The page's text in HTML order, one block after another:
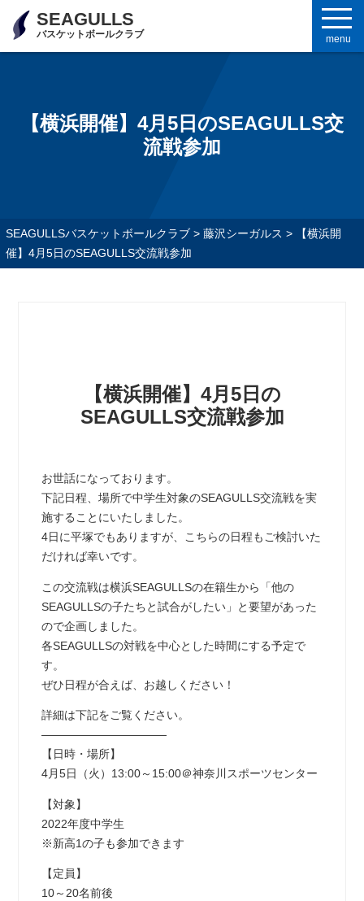
SEAGULLS
バスケットボールクラブ menu
【横浜開催】4月5日のSEAGULLS交
流戦参加
SEAGULLSバスケットボールクラブ> 藤沢シーガルス >
【横浜開
催】4月5日のSEAGULLS交流戦参加
【横浜開催】4月5日の
SEAGULLS交流戦参加
お世話になっております。
下記日程、場所で中学生対象のSEAGULLS交流戦を実
施することにいたしました。
4日に平塚でもありますが、こちらの日程もご検討いた
だければ幸いです。
この交流戦は横浜SEAGULLSの在籍生から「他の
SEAGULLSの子たちと試合がしたい」と要望があった
ので企画しました。
各SEAGULLSの対戦を中心とした時間にする予定で
す。
ぜひ日程が合えば、お越しください！
詳細は下記をご覧ください。
―――――――――――
【日時・場所】
4月5日（火）13:00～15:00＠神奈川スポーツセンター
【対象】
2022年度中学生
※新高1の子も参加できます
【定員】
10～20名前後